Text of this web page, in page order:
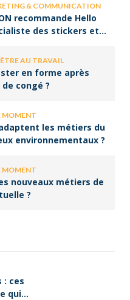
& COMMUNICATION
recommande Hello
des stickers et
AU TRAVAIL
en forme après
congé ?
MOMENT
les métiers du
environnementaux ?
MOMENT
nouveaux métiers de
?
: ces
qui